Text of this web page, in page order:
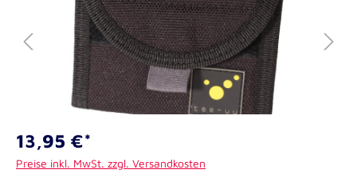
13,95 €*
Preise inkl. MwSt. zzgl. Versandkosten